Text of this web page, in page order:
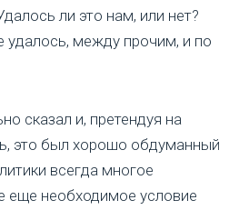
ли это нам, или нет?
удалось, между прочим, и по
сказал и, претендуя на
это был хорошо обдуманный
всегда многое
еще необходимое условие